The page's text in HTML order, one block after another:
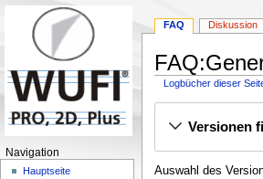
Logbücher dieser
Navigation
Suche Versionen
Auswahl des
N
FAQ Diskussion
Navigation
Hauptseite